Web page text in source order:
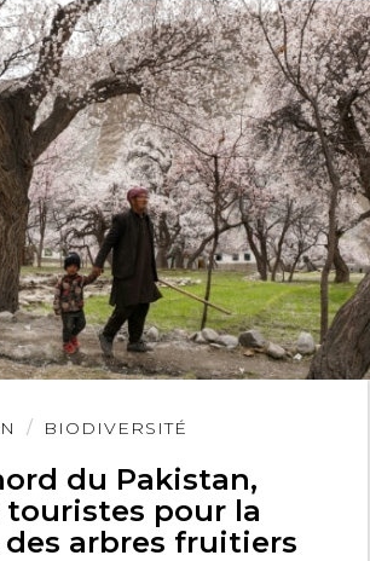
BIODIVERSITÉ
du Pakistan,
pour la
arbres fruitiers